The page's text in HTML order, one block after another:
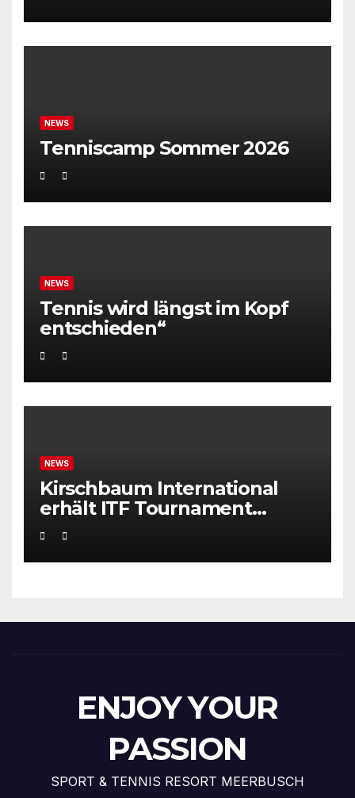
NEWS
Tenniscamp Sommer 2026
NEWS
Tennis wird längst im Kopf
entschieden“
NEWS
Kirschbaum International
erhält ITF Tournament
Recognition Award 2025
ENJOY YOUR
PASSION
SPORT & TENNIS RESORT MEERBUSCH